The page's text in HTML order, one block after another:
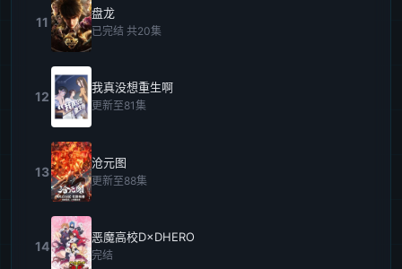
11
盘龙
已完结 共20集
12
我真没想重生啊
更新至81集
13
沧元图
更新至88集
14
恶魔高校D×DHERO
完结